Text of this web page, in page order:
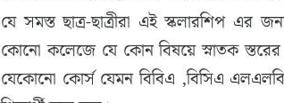
যে সমস্ত ছাত্র-ছাত্রীরা এই স্কলারশিপ
কোনো কলেজে যে কোন বিষয়ে স্নাতক
যেকোনো কোর্স যেমন বিবিএ ,বিসিএ এলএলবি,